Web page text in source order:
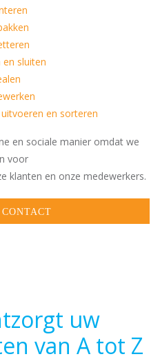
en sluiten
en sorteren
en sociale manier omdat we
voor
klanten en onze medewerkers.
uw
van A tot Z